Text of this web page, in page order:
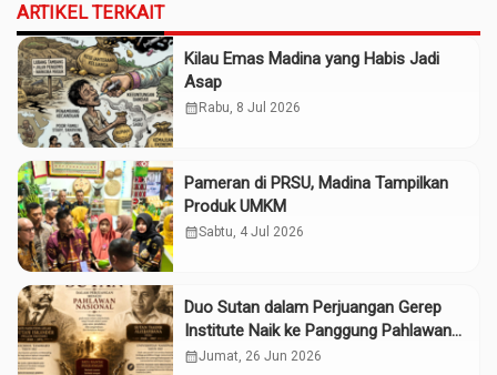
ARTIKEL TERKAIT
Kilau Emas Madina yang Habis Jadi
Asap
calendar_monthRabu, 8 Jul 2026
Pameran di PRSU, Madina Tampilkan
Produk UMKM
calendar_monthSabtu, 4 Jul 2026
Duo Sutan dalam Perjuangan Gerep
Institute Naik ke Panggung Pahlawan
Nasional
calendar_monthJumat, 26 Jun 2026